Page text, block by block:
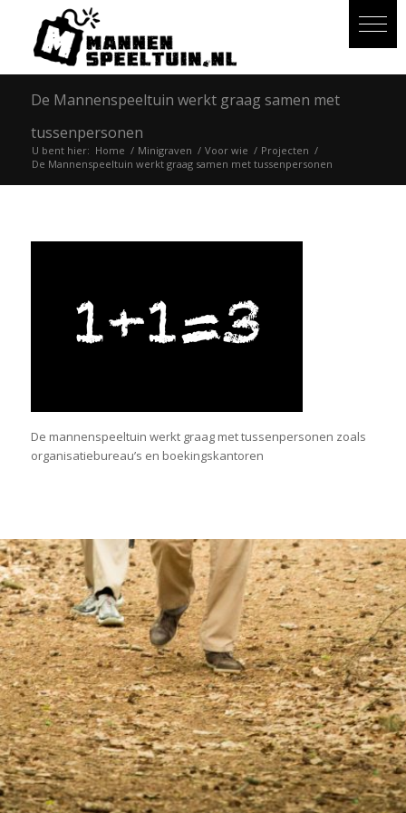
De Mannenspeeltuin werkt graag samen met
tussenpersonen
U bent hier: Home / Minigraven / Voor wie / Projecten /
De Mannenspeeltuin werkt graag samen met tussenpersonen
De mannenspeeltuin werkt graag met tussenpersonen zoals
organisatiebureau’s en boekingskantoren